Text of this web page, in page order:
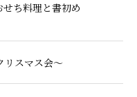
ち料理と書初め
リスマス会～